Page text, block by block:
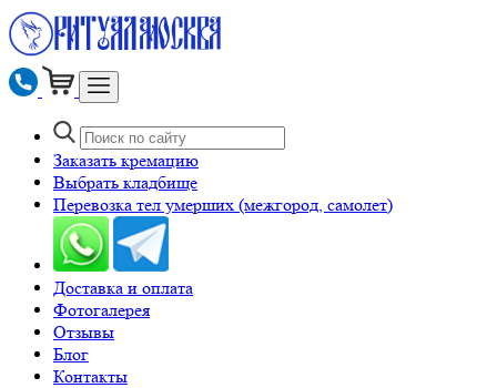
Заказать кремацию
Выбрать кладбище
Перевозка тел умерших (межгород, самолет)
Доставка и оплата
Фотогалерея
Отзывы
Блог
Контакты